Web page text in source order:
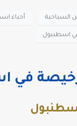
السياحية أحياء
اسطنبول
في